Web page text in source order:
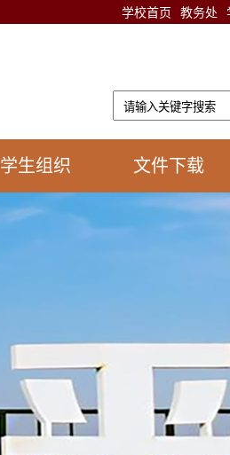
学校首页 教务处
学生组织 文件下载